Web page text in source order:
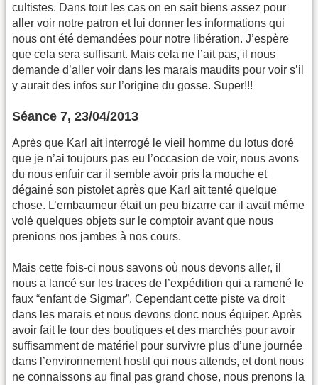
cultistes. Dans tout les cas on en sait biens assez pour
aller voir notre patron et lui donner les informations qui
nous ont été demandées pour notre libération. J’espère
que cela sera suffisant. Mais cela ne l’ait pas, il nous
demande d’aller voir dans les marais maudits pour voir s’il
y aurait des infos sur l’origine du gosse. Super!!!
Séance 7, 23/04/2013
Après que Karl ait interrogé le vieil homme du lotus doré
que je n’ai toujours pas eu l’occasion de voir, nous avons
du nous enfuir car il semble avoir pris la mouche et
dégainé son pistolet après que Karl ait tenté quelque
chose. L’embaumeur était un peu bizarre car il avait même
volé quelques objets sur le comptoir avant que nous
prenions nos jambes à nos cours.
Mais cette fois-ci nous savons où nous devons aller, il
nous a lancé sur les traces de l’expédition qui a ramené le
faux “enfant de Sigmar”. Cependant cette piste va droit
dans les marais et nous devons donc nous équiper. Après
avoir fait le tour des boutiques et des marchés pour avoir
suffisamment de matériel pour survivre plus d’une journée
dans l’environnement hostil qui nous attends, et dont nous
ne connaissons au final pas grand chose, nous prenons la